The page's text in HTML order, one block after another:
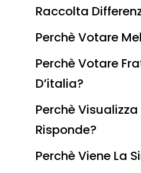
Raccolta
Perchè Votare
Perchè Votare
D’italia?
Perchè Visualizza
Risponde?
Perchè Viene La